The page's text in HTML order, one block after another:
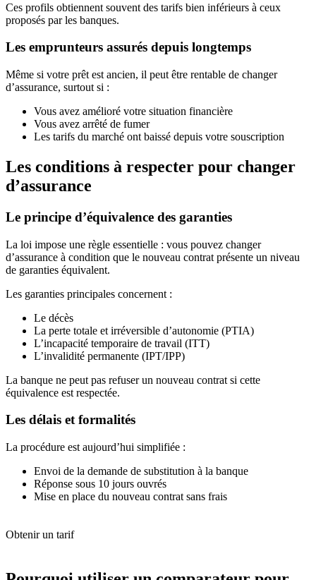
Ces profils obtiennent souvent des tarifs bien inférieurs à ceux
proposés par les banques.
Les emprunteurs assurés depuis longtemps
Même si votre prêt est ancien, il peut être rentable de changer
d’assurance, surtout si :
Vous avez amélioré votre situation financière
Vous avez arrêté de fumer
Les tarifs du marché ont baissé depuis votre souscription
Les conditions à respecter pour changer
d’assurance
Le principe d’équivalence des garanties
La loi impose une règle essentielle : vous pouvez changer
d’assurance à condition que le nouveau contrat présente un niveau
de garanties équivalent.
Les garanties principales concernent :
Le décès
La perte totale et irréversible d’autonomie (PTIA)
L’incapacité temporaire de travail (ITT)
L’invalidité permanente (IPT/IPP)
La banque ne peut pas refuser un nouveau contrat si cette
équivalence est respectée.
Les délais et formalités
La procédure est aujourd’hui simplifiée :
Envoi de la demande de substitution à la banque
Réponse sous 10 jours ouvrés
Mise en place du nouveau contrat sans frais
Obtenir un tarif